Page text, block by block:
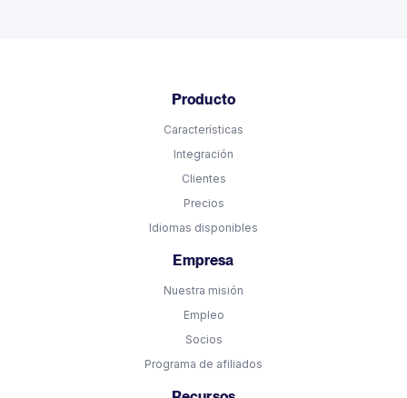
Producto
Características
Integración
Clientes
Precios
Idiomas disponibles
Empresa
Nuestra misión
Empleo
Socios
Programa de afiliados